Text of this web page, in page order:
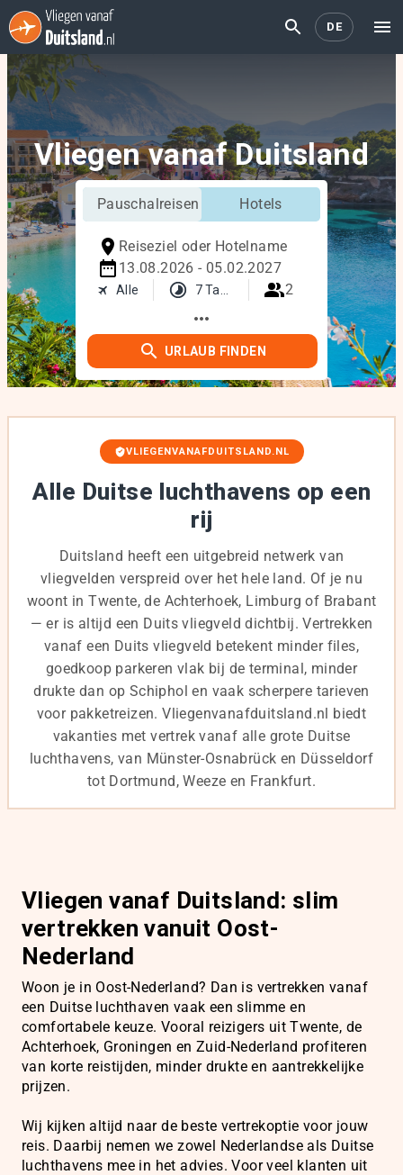
DE
Vliegen vanaf Duitsland
Pauschalreisen Hotels
Reiseziel oder Hotelname
13.08.2026 - 05.02.2027
Alle 7 Tage 2
more_horiz
URLAUB FINDEN
VLIEGENVANAFDUITSLAND.NL
Alle Duitse luchthavens op een
rij
Duitsland heeft een uitgebreid netwerk van
vliegvelden verspreid over het hele land. Of je nu
woont in Twente, de Achterhoek, Limburg of Brabant
— er is altijd een Duits vliegveld dichtbij. Vertrekken
vanaf een Duits vliegveld betekent minder files,
goedkoop parkeren vlak bij de terminal, minder
drukte dan op Schiphol en vaak scherpere tarieven
voor pakketreizen. Vliegenvanafduitsland.nl biedt
vakanties met vertrek vanaf alle grote Duitse
luchthavens, van Münster-Osnabrück en Düsseldorf
tot Dortmund, Weeze en Frankfurt.
Vliegen vanaf Duitsland: slim
vertrekken vanuit Oost-
Nederland
Woon je in Oost-Nederland? Dan is vertrekken vanaf
een Duitse luchthaven vaak een slimme en
comfortabele keuze. Vooral reizigers uit Twente, de
Achterhoek, Groningen en Zuid-Nederland profiteren
van korte reistijden, minder drukte en aantrekkelijke
prijzen.
Wij kijken altijd naar de beste vertrekoptie voor jouw
reis. Daarbij nemen we zowel Nederlandse als Duitse
luchthavens mee in het advies. Voor veel klanten uit